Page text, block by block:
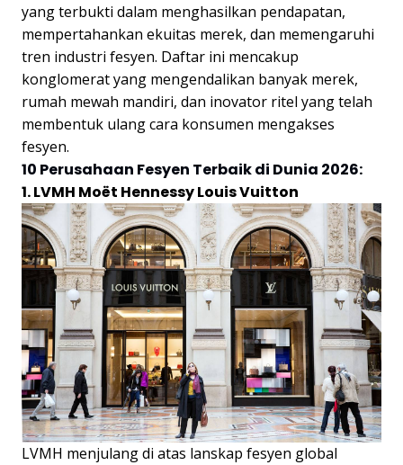
yang terbukti dalam menghasilkan pendapatan,
mempertahankan ekuitas merek, dan memengaruhi
tren industri fesyen. Daftar ini mencakup
konglomerat yang mengendalikan banyak merek,
rumah mewah mandiri, dan inovator ritel yang telah
membentuk ulang cara konsumen mengakses
fesyen.
10 Perusahaan Fesyen Terbaik di Dunia 2026:
1. LVMH Moët Hennessy Louis Vuitton
LVMH menjulang di atas lanskap fesyen global